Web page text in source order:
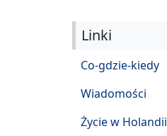
Linki
Co-gdzie-kiedy
Wiadomości
Życie w Holandii